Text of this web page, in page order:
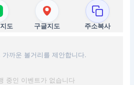
도 구글지도 주소복사
까운 볼거리를 제안합니다.
중인 이벤트가 없습니다